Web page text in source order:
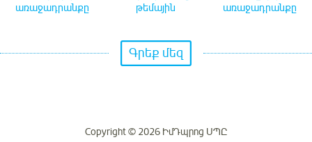
առաջադրանքը
թեմային
առաջադրանքը
Գրեք մեզ
Copyright © 2026 ԻմԴպրոց ՍՊԸ